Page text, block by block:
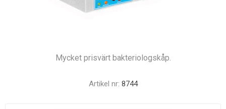
Mycket prisvärt bakteriologskåp.
Artikel nr: 8744